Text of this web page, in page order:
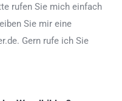
rufen Sie mich einfach
Sie mir eine
Gern rufe ich Sie